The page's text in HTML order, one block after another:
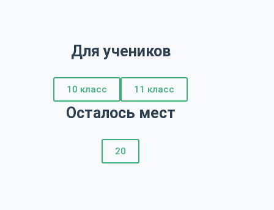
Для учеников
10 класс 11 класс
Осталось мест
20